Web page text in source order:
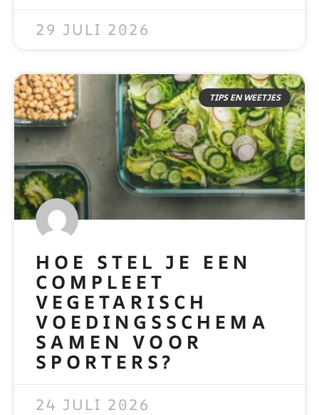
29 JULI 2026
TIPS EN WEETJES
HOE STEL JE EEN
COMPLEET
VEGETARISCH
VOEDINGSSCHEMA
SAMEN VOOR
SPORTERS?
24 JULI 2026